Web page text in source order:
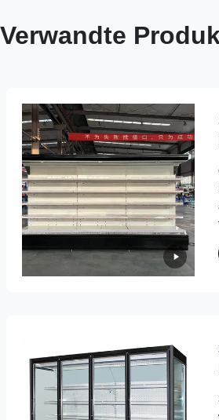
Verwandte